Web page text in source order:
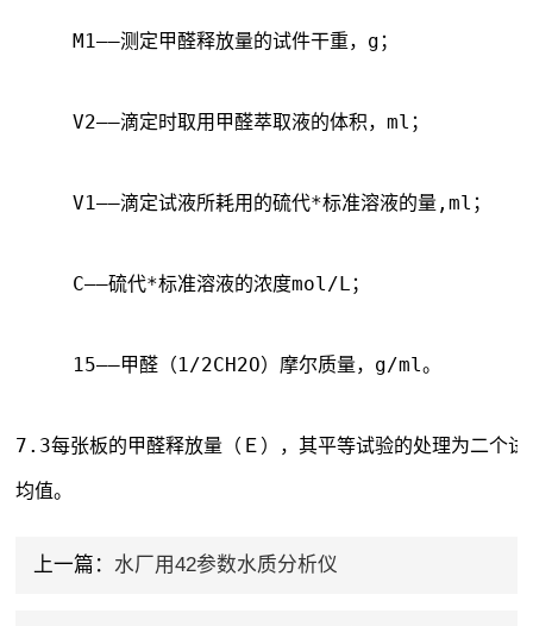
M1——测定甲醛释放量的试件干重，g；
V2——滴定时取用甲醛萃取液的体积，ml；
V1——滴定试液所耗用的硫代*标准溶液的量,ml；
C——硫代*标准溶液的浓度mol/L；
15——甲醛（1/2CH2O）摩尔质量，g/ml。
7.3每张板的甲醛释放量（Ｅ），其平等试验的处理为二个
均值。
上一篇： 水厂用42参数水质分析仪